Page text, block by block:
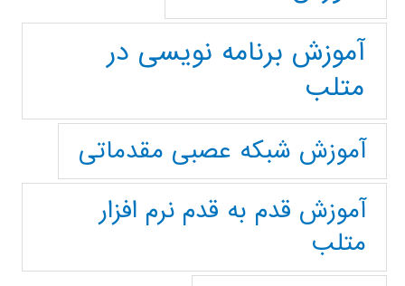
آموزش برنامه نویسی در
متلب
آموزش شبکه عصبی مقدماتی
آموزش قدم به قدم نرم افزار
متلب